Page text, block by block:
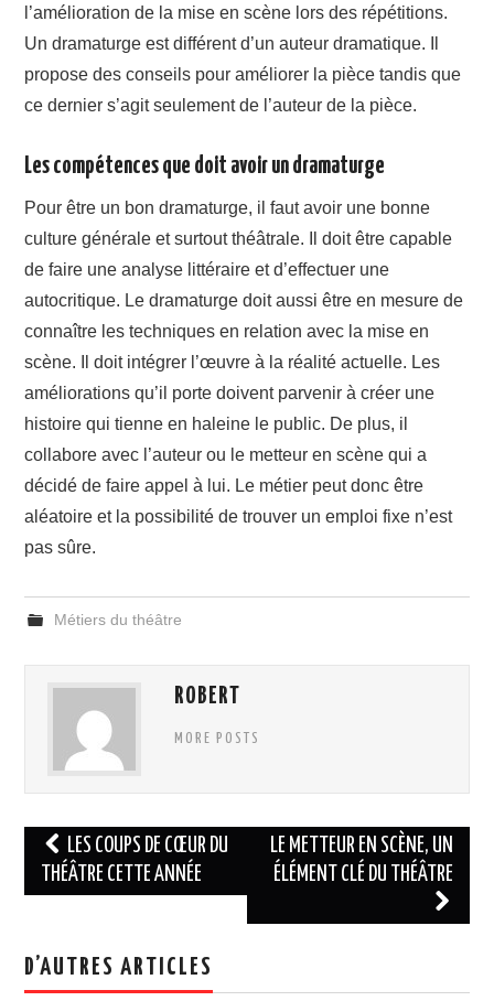
l’amélioration de la mise en scène lors des répétitions.
Un dramaturge est différent d’un auteur dramatique. Il
propose des conseils pour améliorer la pièce tandis que
ce dernier s’agit seulement de l’auteur de la pièce.
Les compétences que doit avoir un dramaturge
Pour être un bon dramaturge, il faut avoir une bonne
culture générale et surtout théâtrale. Il doit être capable
de faire une analyse littéraire et d’effectuer une
autocritique. Le dramaturge doit aussi être en mesure de
connaître les techniques en relation avec la mise en
scène. Il doit intégrer l’œuvre à la réalité actuelle. Les
améliorations qu’il porte doivent parvenir à créer une
histoire qui tienne en haleine le public. De plus, il
collabore avec l’auteur ou le metteur en scène qui a
décidé de faire appel à lui. Le métier peut donc être
aléatoire et la possibilité de trouver un emploi fixe n’est
pas sûre.
Métiers du théâtre
ROBERT
MORE POSTS
Navigation
des
LES COUPS DE CŒUR DU
THÉÂTRE CETTE ANNÉE
LE METTEUR EN SCÈNE, UN
ÉLÉMENT CLÉ DU THÉÂTRE
D’AUTRES ARTICLES